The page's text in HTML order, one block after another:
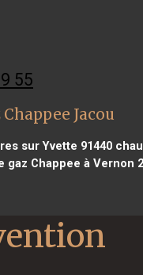
55
Jacou
sur Yvette 91440
Chappee à Vernon